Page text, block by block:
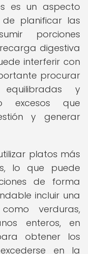
es un aspecto
planificar las
porciones
digestiva
interferir con
procurar
y
excesos que
y generar
platos más
lo que puede
de forma
incluir una
verduras,
enteros, en
obtener los
en la